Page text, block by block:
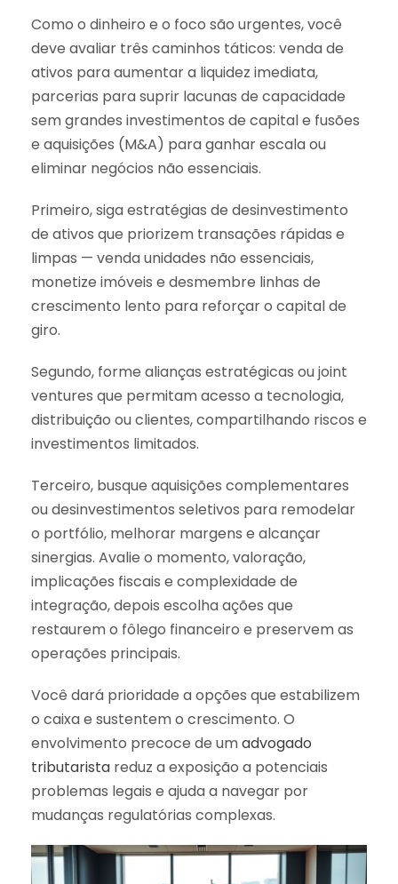
Como o dinheiro e o foco são urgentes, você
deve avaliar três caminhos táticos: venda de
ativos para aumentar a liquidez imediata,
parcerias para suprir lacunas de capacidade
sem grandes investimentos de capital e fusões
e aquisições (M&A) para ganhar escala ou
eliminar negócios não essenciais.
Primeiro, siga estratégias de desinvestimento
de ativos que priorizem transações rápidas e
limpas — venda unidades não essenciais,
monetize imóveis e desmembre linhas de
crescimento lento para reforçar o capital de
giro.
Segundo, forme alianças estratégicas ou joint
ventures que permitam acesso a tecnologia,
distribuição ou clientes, compartilhando riscos e
investimentos limitados.
Terceiro, busque aquisições complementares
ou desinvestimentos seletivos para remodelar
o portfólio, melhorar margens e alcançar
sinergias. Avalie o momento, valoração,
implicações fiscais e complexidade de
integração, depois escolha ações que
restaurem o fôlego financeiro e preservem as
operações principais.
Você dará prioridade a opções que estabilizem
o caixa e sustentem o crescimento. O
envolvimento precoce de umadvogado
tributarista reduz a exposição a potenciais
problemas legais e ajuda a navegar por
mudanças regulatórias complexas.